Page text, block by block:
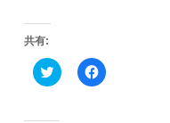
共有:
ク
リ
Facebook
で